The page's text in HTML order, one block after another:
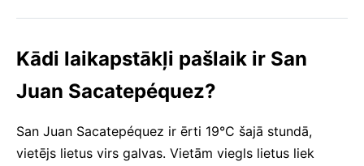
Kādi laikapstākļi pašlaik ir San
Juan Sacatepéquez?
San Juan Sacatepéquez ir ērti 19°C šajā stundā,
vietējs lietus virs galvas. Vietām viegls lietus liek